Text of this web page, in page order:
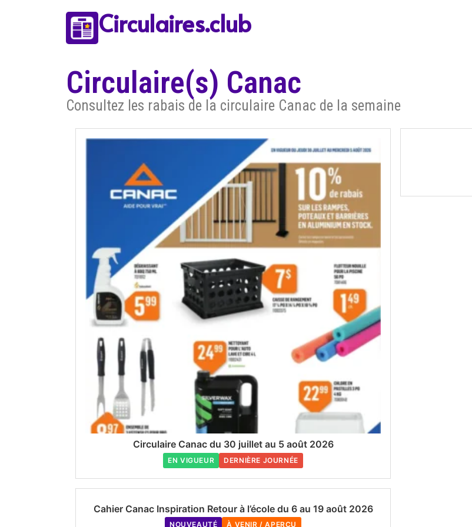
Circulaires.club
Circulaire(s) Canac
Consultez les rabais de la circulaire Canac de la semaine
Circulaire Canac du 30 juillet au 5 août 2026
EN VIGUEUR DERNIÈRE JOURNÉE
Cahier Canac Inspiration Retour à l’école du 6 au 19 août 2026
NOUVEAUTÉ À VENIR / APERÇU